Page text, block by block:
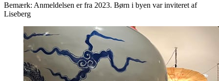
Bemærk: Anmeldelsen er fra 2023. Børn i byen var inviteret af
Liseberg